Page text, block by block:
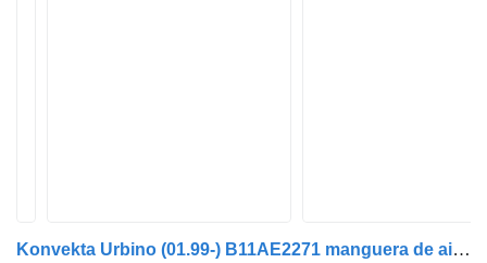
Konvekta Urbino (01.99-) B11AE2271 manguera de aire acondicionado para Solaris Urbino, Alpino, Vacanza (1999-) autobús